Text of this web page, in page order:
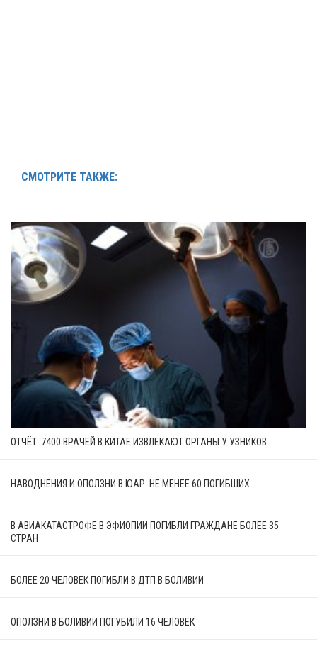
СМОТРИТЕ ТАКЖЕ:
ОТЧЁТ: 7400 ВРАЧЕЙ В КИТАЕ ИЗВЛЕКАЮТ ОРГАНЫ У УЗНИКОВ
НАВОДНЕНИЯ И ОПОЛЗНИ В ЮАР: НЕ МЕНЕЕ 60 ПОГИБШИХ
В АВИАКАТАСТРОФЕ В ЭФИОПИИ ПОГИБЛИ ГРАЖДАНЕ БОЛЕЕ 35
СТРАН
БОЛЕЕ 20 ЧЕЛОВЕК ПОГИБЛИ В ДТП В БОЛИВИИ
ОПОЛЗНИ В БОЛИВИИ ПОГУБИЛИ 16 ЧЕЛОВЕК